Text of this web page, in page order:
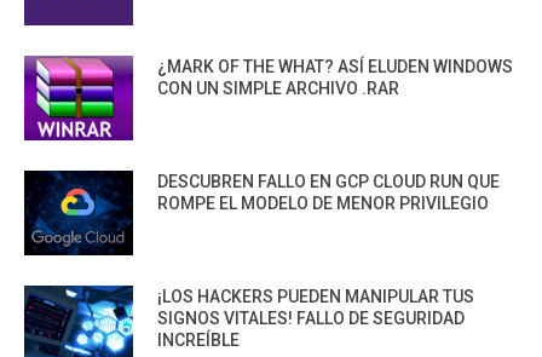
¿MARK OF THE WHAT? ASÍ ELUDEN WINDOWS
CON UN SIMPLE ARCHIVO .RAR
DESCUBREN FALLO EN GCP CLOUD RUN QUE
ROMPE EL MODELO DE MENOR PRIVILEGIO
¡LOS HACKERS PUEDEN MANIPULAR TUS
SIGNOS VITALES! FALLO DE SEGURIDAD
INCREÍBLE